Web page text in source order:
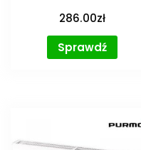
286.00zł
Sprawdź